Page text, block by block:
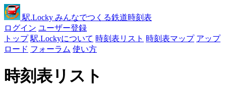
駅.Locky みんなでつくる鉄道時刻表
ログイン ユーザー登録
トップ 駅.Lockyについて 時刻表リスト 時刻表マップ アップ
ロード フォーラム 使い方
時刻表リスト